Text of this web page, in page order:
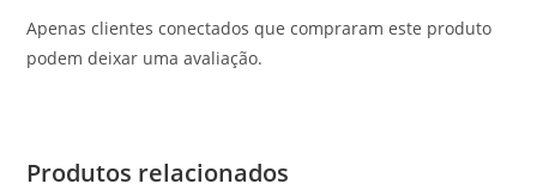
Apenas clientes conectados que compraram este produto
podem deixar uma avaliação.
Produtos relacionados